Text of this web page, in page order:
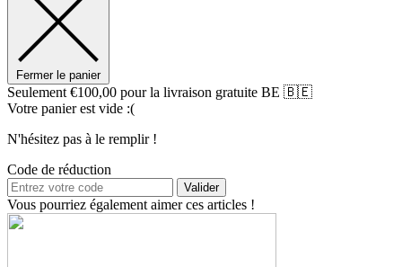
Fermer le panier
Seulement €100,00 pour la livraison gratuite BE 🇧🇪
Votre panier est vide :(
N'hésitez pas à le remplir !
Code de réduction
Valider
Vous pourriez également aimer ces articles !